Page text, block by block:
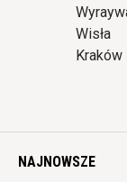
Wisła
Kraków
NAJNOWSZE